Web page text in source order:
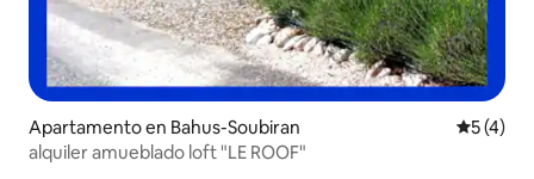
Apartamento en Bahus-Soubiran
5 (4)
alquiler amueblado loft "LE ROOF"